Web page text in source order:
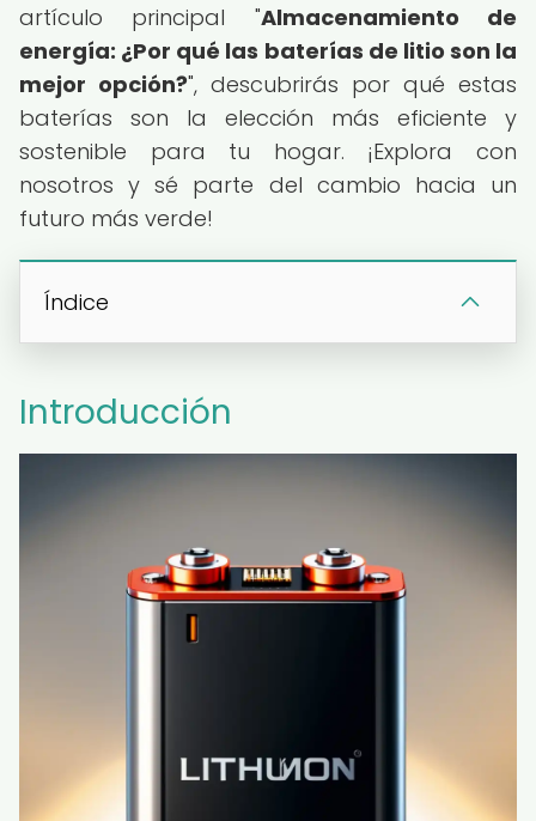
artículo principal "Almacenamiento de
energía: ¿Por qué las baterías de litio son la
mejor opción?", descubrirás por qué estas
baterías son la elección más eficiente y
sostenible para tu hogar. ¡Explora con
nosotros y sé parte del cambio hacia un
futuro más verde!
Índice
Introducción